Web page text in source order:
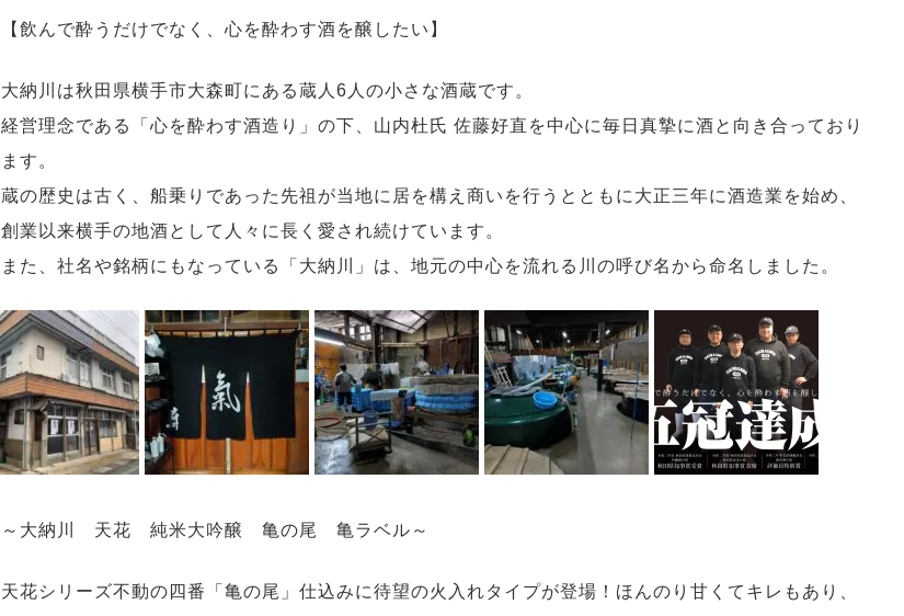
【飲んで酔うだけでなく、心を酔わす酒を醸したい】
大納川は秋田県横手市大森町にある蔵人6人の小さな酒蔵です。
経営理念である「心を酔わす酒造り」の下、山内杜氏 佐藤好直を中心に毎日真摯に酒と向き合っており
ます。
蔵の歴史は古く、船乗りであった先祖が当地に居を構え商いを行うとともに大正三年に酒造業を始め、
創業以来横手の地酒として人々に長く愛され続けています。
また、社名や銘柄にもなっている「大納川」は、地元の中心を流れる川の呼び名から命名しました。
～大納川 天花 純米大吟醸 亀の尾 亀ラベル～
天花シリーズ不動の四番「亀の尾」仕込みに待望の火入れタイプが登場！ほんのり甘くてキレもあり、